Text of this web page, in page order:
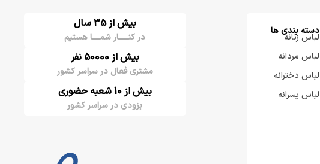
دسته بندی ها
لباس زنانه
لباس مردانه
لباس دخترانه
لباس پسرانه
بیش از 35 سال
در کنـــــار شمــــا هستیم
بیش از 50000 نفر
مشتری فعال در سراسر کشور
بیش از 10 شعبه حضوری
بزودی در سراسر کشور